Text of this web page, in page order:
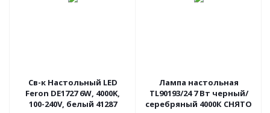
Св-к Настольный LED
Feron DE1727 6W, 4000K,
100-240V, белый 41287
Лампа настольная
TL90193/24 7 Вт черный/
серебряный 4000К СНЯТО